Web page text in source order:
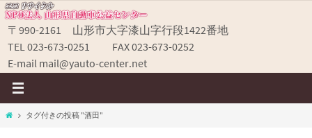
コ
ン
ツ
ス
〒990-2161 山形市大字漆山字行段1422番地
TEL 023-673-0251 FAX 023-673-0252
E-mail mail@yauto-center.net
ホ タグ付きの投稿 "酒田"